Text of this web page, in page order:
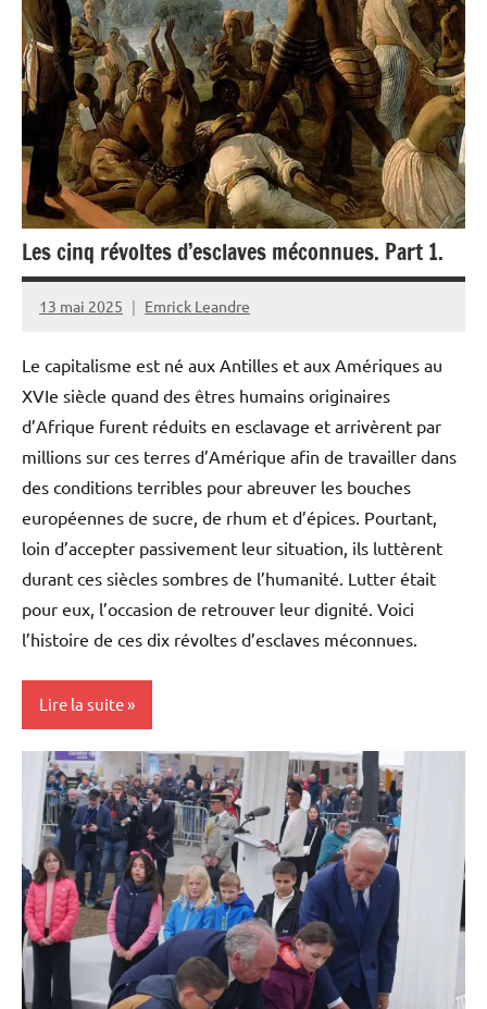
Culture
France
Monde
Musique
Société
Les cinq révoltes d’esclaves méconnues. Part 1.
13 mai 2025 Emrick Leandre
Le capitalisme est né aux Antilles et aux Amériques au
XVIe siècle quand des êtres humains originaires
d’Afrique furent réduits en esclavage et arrivèrent par
millions sur ces terres d’Amérique afin de travailler dans
des conditions terribles pour abreuver les bouches
européennes de sucre, de rhum et d’épices. Pourtant,
loin d’accepter passivement leur situation, ils luttèrent
durant ces siècles sombres de l’humanité. Lutter était
pour eux, l’occasion de retrouver leur dignité. Voici
l’histoire de ces dix révoltes d’esclaves méconnues.
Lire la suite
Antilles-
Guyane
Blog
Caraïbe
Etats-
Unis
Histoire